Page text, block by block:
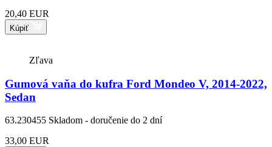
20,40 EUR
Kúpiť
Zľava
Gumová vaňa do kufra Ford Mondeo V, 2014-2022,
Sedan
63.230455 Skladom - doručenie do 2 dní
33,00 EUR